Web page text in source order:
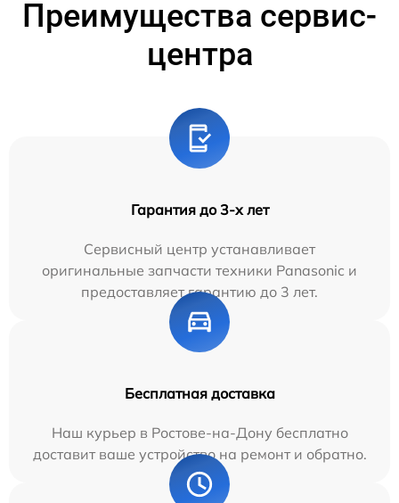
Преимущества сервис-
центра
Гарантия до 3-х лет
Сервисный центр устанавливает
оригинальные запчасти техники Panasonic и
предоставляет гарантию до 3 лет.
Бесплатная доставка
Наш курьер в Ростове-на-Дону бесплатно
доставит ваше устройство на ремонт и обратно.